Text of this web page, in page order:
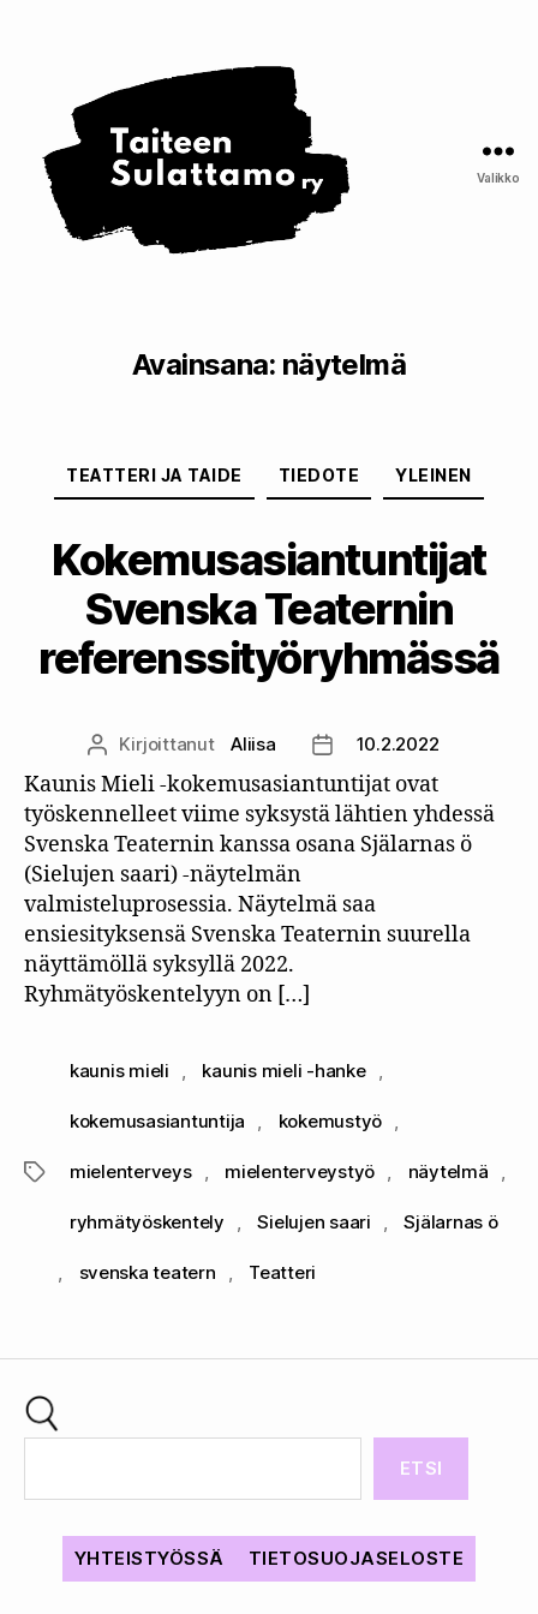
Valikko
Avainsana: näytelmä
TEATTERI JA TAIDE TIEDOTE YLEINEN
Kokemusasiantuntijat
Svenska Teaternin
referenssityöryhmässä
Kirjoittaja
Kirjoittanut Aliisa Julkaisupäivämäärä
10.2.2022
Kaunis Mieli -kokemusasiantuntijat ovat
työskennelleet viime syksystä lähtien yhdessä
Svenska Teaternin kanssa osana Själarnas ö
(Sielujen saari) -näytelmän
valmisteluprosessia. Näytelmä saa
ensiesityksensä Svenska Teaternin suurella
näyttämöllä syksyllä 2022.
Ryhmätyöskentelyyn on […]
Avainsanat
kaunis mieli kaunis mieli -hanke
kokemusasiantuntija kokemustyö
mielenterveys mielenterveystyö näytelmä
ryhmätyöskentely Sielujen saari Själarnas ö
svenska teatern Teatteri
ETSI
YHTEISTYÖSSÄ TIETOSUOJASELOSTE